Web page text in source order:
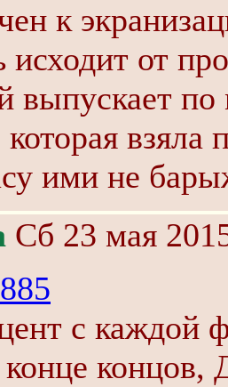
к
исходит от
выпускает
взяла
ими не
Сб 23 мая
с каждой
концов,